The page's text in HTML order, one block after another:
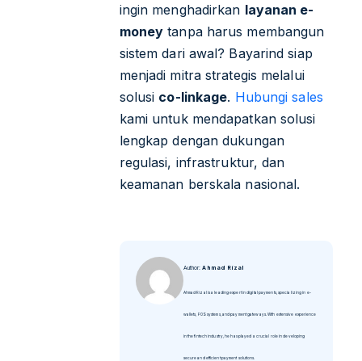
ingin menghadirkan layanan e-
money tanpa harus membangun
sistem dari awal? Bayarind siap
menjadi mitra strategis melalui
solusi co-linkage. Hubungi sales
kami untuk mendapatkan solusi
lengkap dengan dukungan
regulasi, infrastruktur, dan
keamanan berskala nasional.
Author:Ahmad Rizal
Ahmad Rizal is a leading expert in digital payments, specializing in e-
wallets, POS systems, and payment gateways. With extensive experience
in the fintech industry, he has played a crucial role in developing
secure and efficient payment solutions.